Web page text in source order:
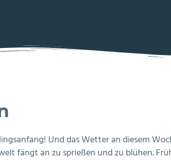
Und das Wetter an diesem
fängt an zu sprießen und zu blühen.